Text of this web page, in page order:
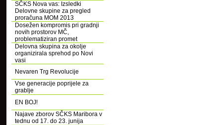
SČKS Nova vas: Izsledki
Delovne skupine za pregled
proračuna MOM 2013
Dosežen kompromis pri gradnji
novih prostorov MČ,
problematiziran promet
Delovna skupina za okolje
organizirala sprehod po Novi
vasi
Nevaren Trg Revolucije
Vse generacije poprijele za
grablje
EN BOJ!
Najave zborov SČKS Maribora v
tednu od 17. do 23. junija